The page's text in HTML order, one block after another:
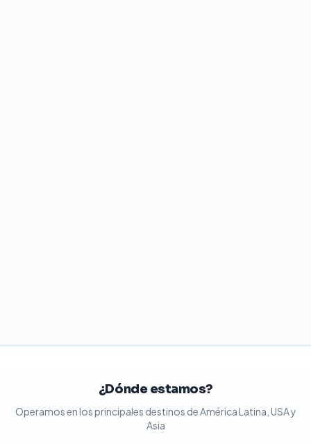
¿Dónde estamos?
Operamos en los principales destinos de América Latina, USA y
Asia